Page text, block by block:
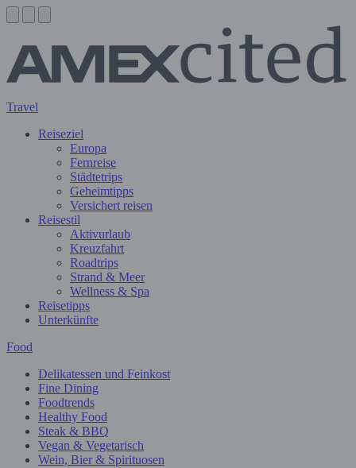
Travel
Reiseziel
Europa
Fernreise
Städtetrips
Geheimtipps
Versichert reisen
Reisestil
Aktivurlaub
Kreuzfahrt
Roadtrips
Strand & Meer
Wellness & Spa
Reisetipps
Unterkünfte
Food
Delikatessen und Feinkost
Fine Dining
Foodtrends
Healthy Food
Steak & BBQ
Vegan & Vegetarisch
Wein, Bier & Spirituosen